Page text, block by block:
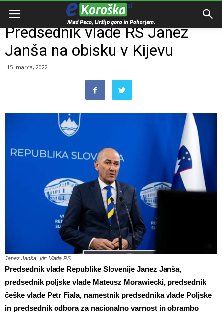
Domov
Predsednik vlade RS Janez
Janša na obisku v Kijevu
15. marca, 2022
Janez Janša, Vir: Vlada RS
Predsednik vlade Republike Slovenije Janez Janša,
predsednik poljske vlade Mateusz Morawiecki, predsednik
češke vlade Petr Fiala, namestnik predsednika vlade Poljske
in predsednik odbora za nacionalno varnost in obrambo